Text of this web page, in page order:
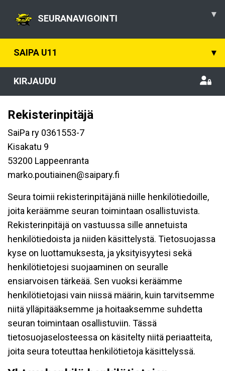
SEURANAVIGOINTI ▾
SAIPA U11 ▾
KIRJAUDU
Rekisterinpitäjä
SaiPa ry 0361553-7
Kisakatu 9
53200 Lappeenranta
marko.poutiainen@saipary.fi
Seura toimii rekisterinpitäjänä niille henkilötiedoille,
joita keräämme seuran toimintaan osallistuvista.
Rekisterinpitäjä on vastuussa sille annetuista
henkilötiedoista ja niiden käsittelystä. Tietosuojassa
kyse on luottamuksesta, ja yksityisyytesi sekä
henkilötietojesi suojaaminen on seuralle
ensiarvoisen tärkeää. Sen vuoksi keräämme
henkilötietojasi vain niissä määrin, kuin tarvitsemme
niitä ylläpitääksemme ja hoitaaksemme suhdetta
seuran toimintaan osallistuviin. Tässä
tietosuojaselosteessa on käsitelty niitä periaatteita,
joita seura toteuttaa henkilötietoja käsittelyssä.